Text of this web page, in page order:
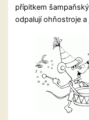
přípitkem
odpalují ohňostroje